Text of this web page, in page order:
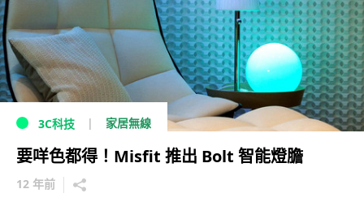
3C科技 家居無線
要咩色都得！Misfit 推出 Bolt 智能燈膽
12 年前